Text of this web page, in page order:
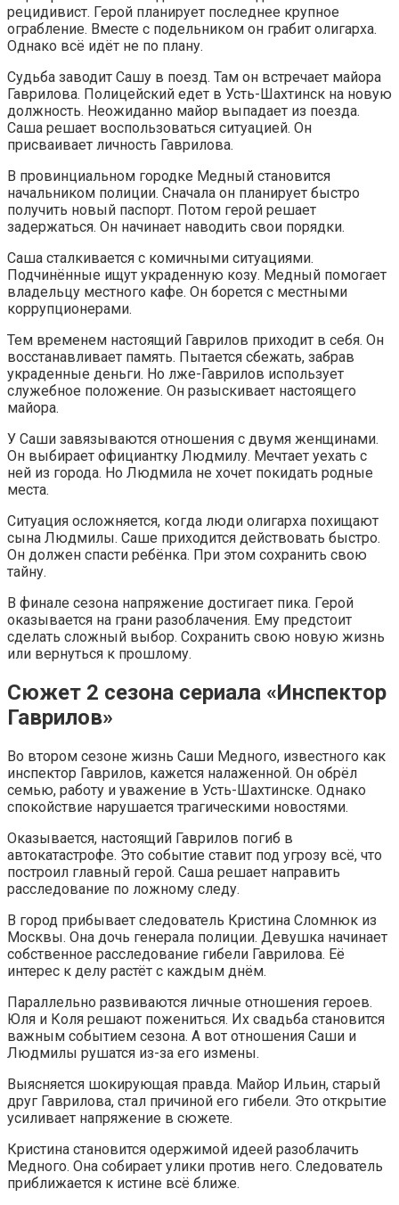
рецидивист. Герой планирует последнее крупное
ограбление. Вместе с подельником он грабит олигарха.
Однако всё идёт не по плану.
Судьба заводит Сашу в поезд. Там он встречает майора
Гаврилова. Полицейский едет в Усть-Шахтинск на новую
должность. Неожиданно майор выпадает из поезда.
Саша решает воспользоваться ситуацией. Он
присваивает личность Гаврилова.
В провинциальном городке Медный становится
начальником полиции. Сначала он планирует быстро
получить новый паспорт. Потом герой решает
задержаться. Он начинает наводить свои порядки.
Саша сталкивается с комичными ситуациями.
Подчинённые ищут украденную козу. Медный помогает
владельцу местного кафе. Он борется с местными
коррупционерами.
Тем временем настоящий Гаврилов приходит в себя. Он
восстанавливает память. Пытается сбежать, забрав
украденные деньги. Но лже-Гаврилов использует
служебное положение. Он разыскивает настоящего
майора.
У Саши завязываются отношения с двумя женщинами.
Он выбирает официантку Людмилу. Мечтает уехать с
ней из города. Но Людмила не хочет покидать родные
места.
Ситуация осложняется, когда люди олигарха похищают
сына Людмилы. Саше приходится действовать быстро.
Он должен спасти ребёнка. При этом сохранить свою
тайну.
В финале сезона напряжение достигает пика. Герой
оказывается на грани разоблачения. Ему предстоит
сделать сложный выбор. Сохранить свою новую жизнь
или вернуться к прошлому.
Сюжет 2 сезона сериала «Инспектор
Гаврилов»
Во втором сезоне жизнь Саши Медного, известного как
инспектор Гаврилов, кажется налаженной. Он обрёл
семью, работу и уважение в Усть-Шахтинске. Однако
спокойствие нарушается трагическими новостями.
Оказывается, настоящий Гаврилов погиб в
автокатастрофе. Это событие ставит под угрозу всё, что
построил главный герой. Саша решает направить
расследование по ложному следу.
В город прибывает следователь Кристина Сломнюк из
Москвы. Она дочь генерала полиции. Девушка начинает
собственное расследование гибели Гаврилова. Её
интерес к делу растёт с каждым днём.
Параллельно развиваются личные отношения героев.
Юля и Коля решают пожениться. Их свадьба становится
важным событием сезона. А вот отношения Саши и
Людмилы рушатся из-за его измены.
Выясняется шокирующая правда. Майор Ильин, старый
друг Гаврилова, стал причиной его гибели. Это открытие
усиливает напряжение в сюжете.
Кристина становится одержимой идеей разоблачить
Медного. Она собирает улики против него. Следователь
приближается к истине всё ближе.